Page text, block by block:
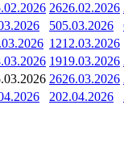
2626.02.2026
505.03.2026
1212.03.2026
1919.03.2026
2626.03.2026
202.04.2026